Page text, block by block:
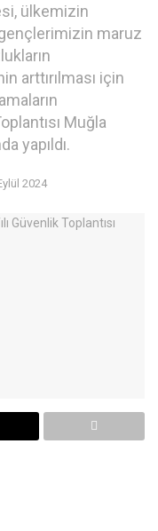
ülkemizin
maruz
arttırılması için
Muğla
yapıldı.
2024